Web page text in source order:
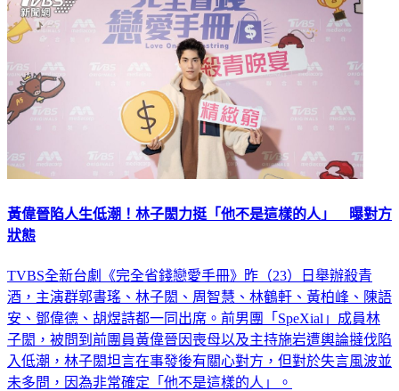
黃偉晉陷人生低潮！林子閎力挺「他不是這樣的人」 曝對方
狀態
TVBS全新台劇《完全省錢戀愛手冊》昨（23）日舉辦殺青
酒，主演群郭書瑤、林子閎、周智慧、林鶴軒、黃柏峰、陳語
安、鄧偉德、胡煜詩都一同出席。前男團「SpeXial」成員林
子閎，被問到前團員黃偉晉因喪母以及主持施岩遭輿論撻伐陷
入低潮，林子閎坦言在事發後有關心對方，但對於失言風波並
未多問，因為非常確定「他不是這樣的人」。